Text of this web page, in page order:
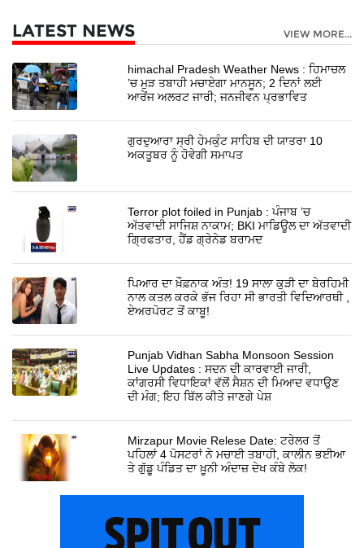
LATEST NEWS VIEW MORE...
himachal Pradesh Weather News : ਹਿਮਾਚਲ
’ਚ ਮੁੜ ਤਬਾਹੀ ਮਚਾਏਗਾ ਮਾਨਸੂਨ; 2 ਦਿਨਾਂ ਲਈ
ਆਰੇਂਜ ਅਲਰਟ ਜਾਰੀ; ਜਨਜੀਵਨ ਪ੍ਰਭਾਵਿਤ
ਗੁਰਦੁਆਰਾ ਸ੍ਰੀ ਹੇਮਕੁੰਟ ਸਾਹਿਬ ਦੀ ਯਾਤਰਾ 10
ਅਕਤੂਬਰ ਨੂੰ ਹੋਵੇਗੀ ਸਮਾਪਤ
Terror plot foiled in Punjab : ਪੰਜਾਬ ’ਚ
ਅੱਤਵਾਦੀ ਸਾਜਿਸ਼ ਨਾਕਾਮ; BKI ਮਾਡਿਊਲ ਦਾ ਅੱਤਵਾਦੀ
ਗ੍ਰਿਫਤਾਰ, ਹੈਂਡ ਗ੍ਰੇਨੇਡ ਬਰਾਮਦ
ਪਿਆਰ ਦਾ ਖ਼ੌਫ਼ਨਾਕ ਅੰਤ! 19 ਸਾਲਾ ਕੁੜੀ ਦਾ ਬੇਰਹਿਮੀ
ਨਾਲ ਕਤਲ ਕਰਕੇ ਭੱਜ ਰਿਹਾ ਸੀ ਭਾਰਤੀ ਵਿਦਿਆਰਥੀ ,
ਏਅਰਪੋਰਟ ਤੋਂ ਕਾਬੂ!
Punjab Vidhan Sabha Monsoon Session
Live Updates : ਸਦਨ ਦੀ ਕਾਰਵਾਈ ਜਾਰੀ,
ਕਾਂਗਰਸੀ ਵਿਧਾਇਕਾਂ ਵੱਲੋਂ ਸੈਸ਼ਨ ਦੀ ਮਿਆਦ ਵਧਾਉਣ
ਦੀ ਮੰਗ; ਇਹ ਬਿੱਲ ਕੀਤੇ ਜਾਣਗੇ ਪੇਸ਼
Mirzapur Movie Relese Date: ਟਰੇਲਰ ਤੋਂ
ਪਹਿਲਾਂ 4 ਪੋਸਟਰਾਂ ਨੇ ਮਚਾਈ ਤਬਾਹੀ, ਕਾਲੀਨ ਭਈਆ
ਤੇ ਗੁੱਡੂ ਪੰਡਿਤ ਦਾ ਖ਼ੂਨੀ ਅੰਦਾਜ਼ ਦੇਖ ਕੰਬੇ ਲੋਕ!